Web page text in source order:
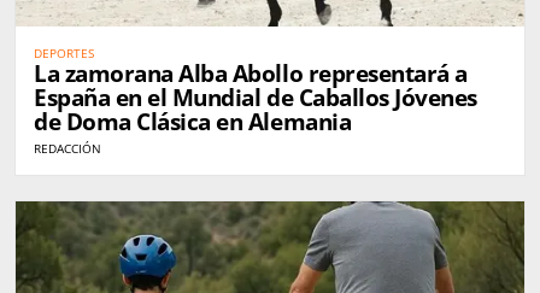
DEPORTES
La zamorana Alba Abollo representará a
España en el Mundial de Caballos Jóvenes
de Doma Clásica en Alemania
REDACCIÓN